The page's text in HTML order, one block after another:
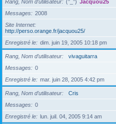
Rang, Nom d’utilisateur (°_°) Jacquou25
Messages
2008
Site Internet
http://perso.orange.fr/jacquou25/
Enregistré le
dim. juin 19, 2005 10:18 pm
Rang, Nom d’utilisateur
vivaguitarra
Messages
0
Enregistré le
mar. juin 28, 2005 4:42 pm
Rang, Nom d’utilisateur
Cris
Messages
0
Enregistré le
lun. juil. 04, 2005 9:14 am